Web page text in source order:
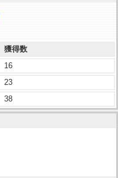
獲得数
16
23
38